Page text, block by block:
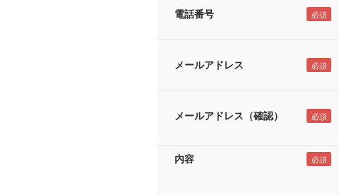
電話番号
メールアドレス
メールアドレス（確認）
内容